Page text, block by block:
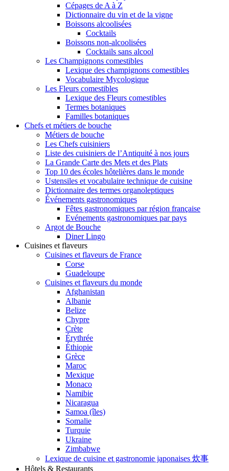
Cépages de A à Z
Dictionnaire du vin et de la vigne
Boissons alcoolisées
Cocktails
Boissons non-alcoolisées
Cocktails sans alcool
Les Champignons comestibles
Lexique des champignons comestibles
Vocabulaire Mycologique
Les Fleurs comestibles
Lexique des Fleurs comestibles
Termes botaniques
Familles botaniques
Chefs et métiers de bouche
Métiers de bouche
Les Chefs cuisiniers
Liste des cuisiniers de l’Antiquité à nos jours
La Grande Carte des Mets et des Plats
Top 10 des écoles hôtelières dans le monde
Ustensiles et vocabulaire technique de cuisine
Dictionnaire des termes organoleptiques
Événements gastronomiques
Fêtes gastronomiques par région française
Evénements gastronomiques par pays
Argot de Bouche
Diner Lingo
Cuisines et flaveurs
Cuisines et flaveurs de France
Corse
Guadeloupe
Cuisines et flaveurs du monde
Afghanistan
Albanie
Belize
Chypre
Crète
Érythrée
Éthiopie
Grèce
Maroc
Mexique
Monaco
Namibie
Nicaragua
Samoa (îles)
Somalie
Turquie
Ukraine
Zimbabwe
Lexique de cuisine et gastronomie japonaises 炊事
Hôtels & Restaurants